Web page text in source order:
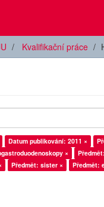
Kvalifikační práce
Datum publikování: 2011 ×
×
Předmět: sister × Předmět: